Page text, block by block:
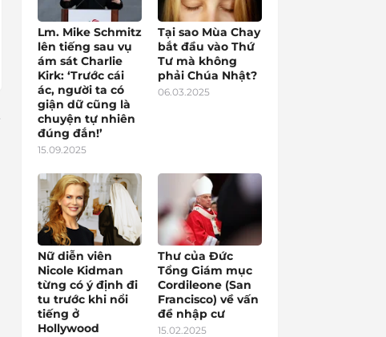
Lm. Mike Schmitz
lên tiếng sau vụ
ám sát Charlie
Kirk: ‘Trước cái
ác, người ta có
giận dữ cũng là
chuyện tự nhiên
đúng đắn!’
15.09.2025
Tại sao Mùa Chay
bắt đầu vào Thứ
Tư mà không
phải Chúa Nhật?
06.03.2025
Nữ diễn viên
Nicole Kidman
từng có ý định đi
tu trước khi nổi
tiếng ở
Hollywood
Thư của Đức
Tổng Giám mục
Cordileone (San
Francisco) về vấn
đề nhập cư
15.02.2025